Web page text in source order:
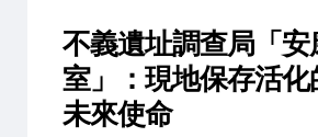
不義遺址調查局「安
室」：現地保存活化
未來使命